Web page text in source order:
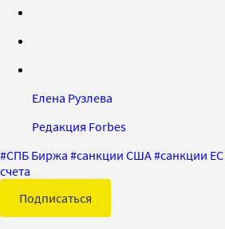
Елена Рузлева
Редакция Forbes
#СПБ Биржа #санкции США#санкции ЕС
счета
Подписаться